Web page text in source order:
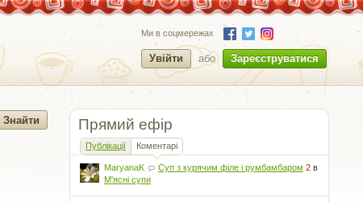
Ми в соцмережах
Увійти або Зареєструватися
Прямий ефір
Публікації Коментарі
MaryanaK Суп з курячим філе і румбамбаром 2 в
М'ясні супи